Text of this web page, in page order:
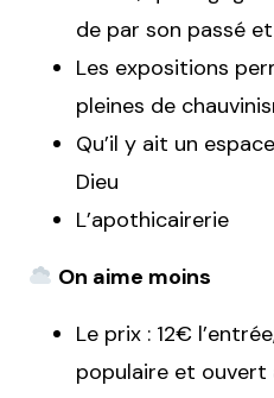
de par son passé
Les expositions
pleines de
Qu’il y ait un
Dieu
L’apothicairerie
On aime moins
Le prix : 12€
populaire et ouvert